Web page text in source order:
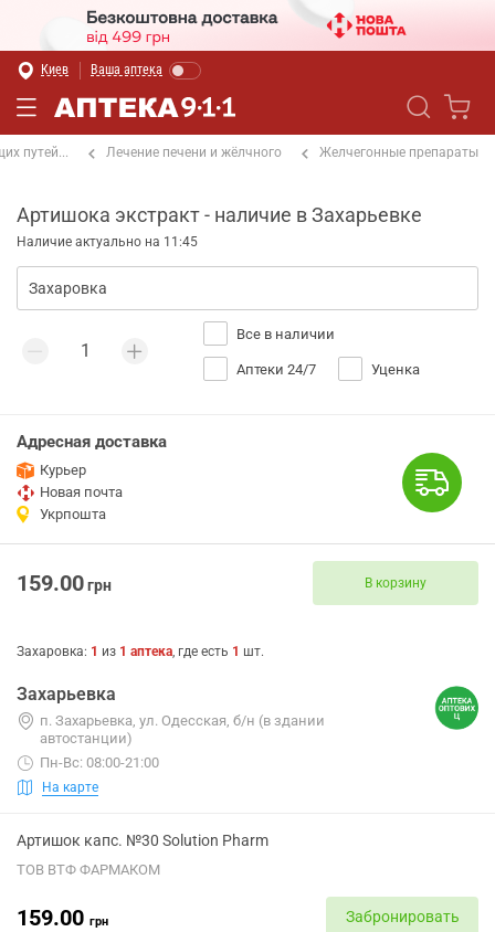
Киев Ваша аптека
путей... Лечение печени и жёлчного Желчегонные препараты
Артишока экстракт - наличие в Захарьевке
Наличие актуально на 11:45
Все в наличии
Аптеки 24/7 Уценка
Адресная доставка
Курьер
Новая почта
Укрпошта
159.00грн В корзину
Захаровка: 1 из 1 аптека, где есть 1 шт.
Захарьевка
п. Захарьевка, ул. Одесская, б/н (в здании
автостанции)
Пн-Вс: 08:00-21:00
На карте
Артишок капс. №30 Solution Pharm
ТОВ ВТФ ФАРМАКОМ
159.00 грн Забронировать